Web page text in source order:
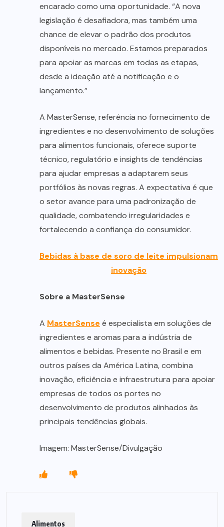
encarado como uma oportunidade. “A nova
legislação é desafiadora, mas também uma
chance de elevar o padrão dos produtos
disponíveis no mercado. Estamos preparados
para apoiar as marcas em todas as etapas,
desde a ideação até a notificação e o
lançamento.”
A MasterSense, referência no fornecimento de
ingredientes e no desenvolvimento de soluções
para alimentos funcionais, oferece suporte
técnico, regulatório e insights de tendências
para ajudar empresas a adaptarem seus
portfólios às novas regras. A expectativa é que
o setor avance para uma padronização de
qualidade, combatendo irregularidades e
fortalecendo a confiança do consumidor.
Bebidas à base de soro de leite impulsionam
inovação
Sobre a MasterSense
A MasterSense é especialista em soluções de
ingredientes e aromas para a indústria de
alimentos e bebidas. Presente no Brasil e em
outros países da América Latina, combina
inovação, eficiência e infraestrutura para apoiar
empresas de todos os portes no
desenvolvimento de produtos alinhados às
principais tendências globais.
Imagem: MasterSense/Divulgação
Alimentos